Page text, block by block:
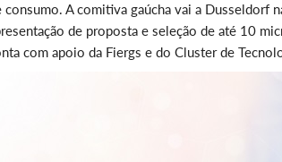
consumo. A comitiva gaúcha vai a Dusseldorf
de proposta e seleção de até 10
com apoio da Fiergs e do Cluster de